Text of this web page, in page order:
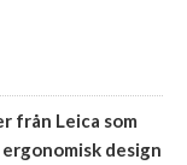
från Leica som
design